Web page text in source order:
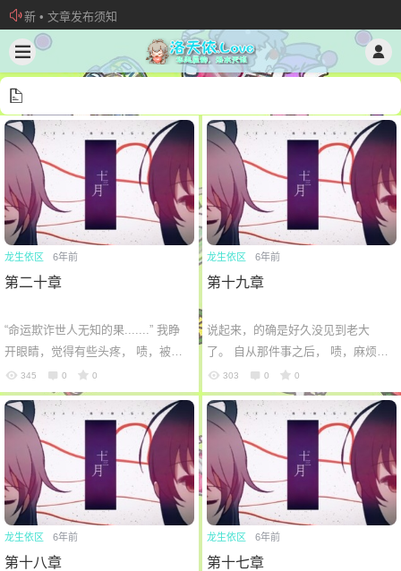
新 • 文章发布须知
欢迎加入“VOCALOID洛天依“QQ群！
加入本站管理团队
龙生依区 6年前
第二十章
“命运欺诈世人无知的果.......” 我睁
开眼睛，觉得有些头疼， 啧，被那
帮大老爷们灌了这么多啤酒。 连忙
起身关掉手机闹钟，今天还是得
参...
345 0 0
龙生依区 6年前
第十九章
说起来，的确是好久没见到老大
了。 自从那件事之后， 啧，麻烦。
刀仔把我带到一个酒店里面，我看
了看酒店的名字， 云龙酒店， 听起
来像...
303 0 0
龙生依区 6年前
第十八章
龙生依区 6年前
第十七章